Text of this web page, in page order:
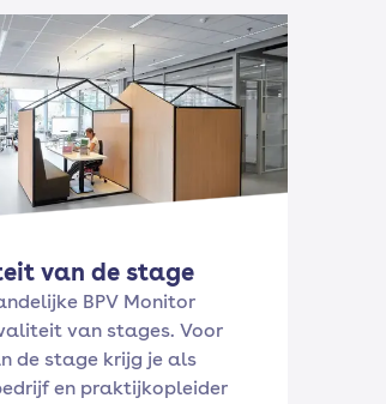
van de stage
BPV Monitor
van stages. Voor
de stage krijg je als
en praktijkopleider